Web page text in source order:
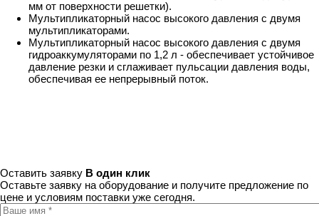
мм от поверхности решетки).
Мультипликаторный насос высокого давления с двумя
мультипликаторами.
Мультипликаторный насос высокого давления с двумя
гидроаккумуляторами по 1,2 л - обеспечивает устойчивое
давление резки и сглаживает пульсации давления воды,
обеспечивая ее непрерывный поток.
Оставить заявку В один клик
Оставьте заявку на оборудование и получите предложение по
цене и условиям поставки уже сегодня.
Ваше имя*